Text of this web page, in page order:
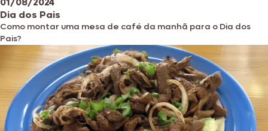
Dia dos Pais
Como montar uma mesa de café da manhã para o Dia dos
Pais?